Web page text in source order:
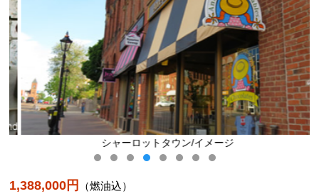
シャーロットタウン/イメージ
1,388,000円 （燃油込）